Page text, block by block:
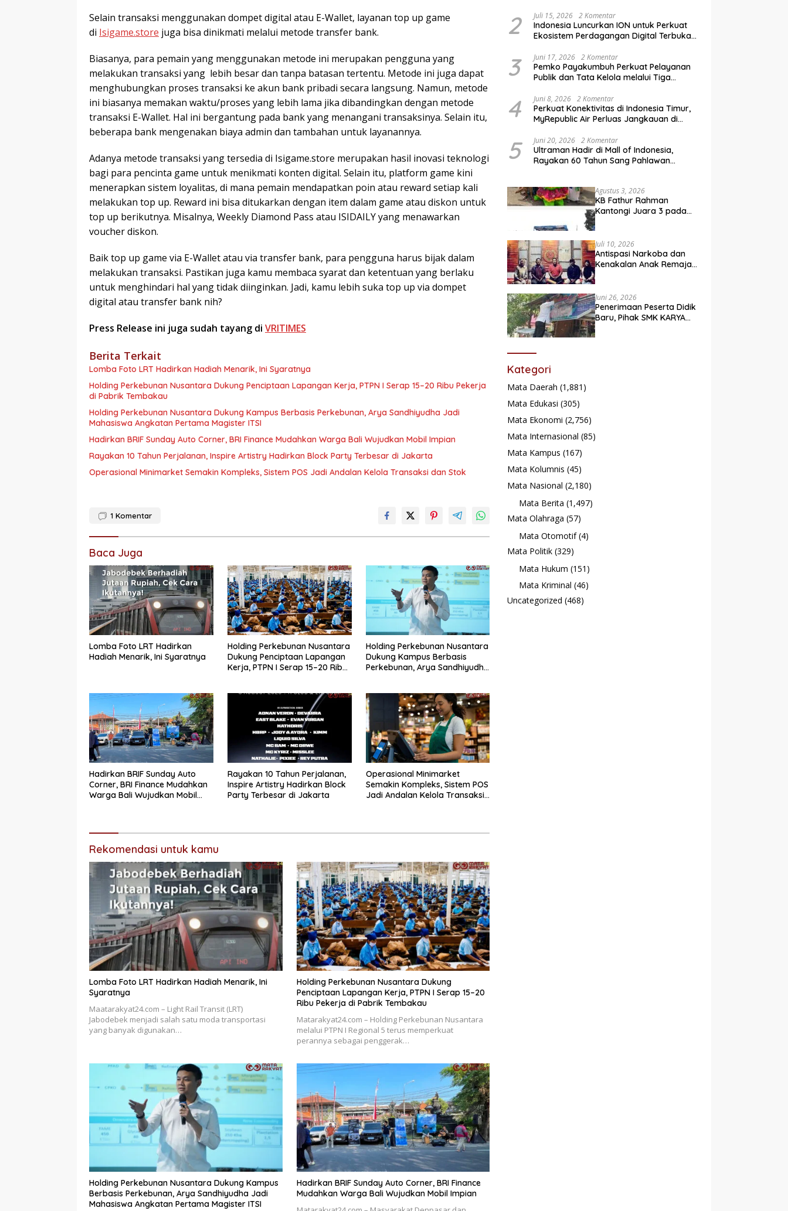
Selain transaksi menggunakan dompet digital atau E-Wallet, layanan top up game
di Isigame.store juga bisa dinikmati melalui metode transfer bank.
Biasanya, para pemain yang menggunakan metode ini merupakan pengguna yang
melakukan transaksi yang lebih besar dan tanpa batasan tertentu. Metode ini juga dapat
menghubungkan proses transaksi ke akun bank pribadi secara langsung. Namun, metode
ini biasanya memakan waktu/proses yang lebih lama jika dibandingkan dengan metode
transaksi E-Wallet. Hal ini bergantung pada bank yang menangani transaksinya. Selain itu,
beberapa bank mengenakan biaya admin dan tambahan untuk layanannya.
Adanya metode transaksi yang tersedia di Isigame.store merupakan hasil inovasi teknologi
bagi para pencinta game untuk menikmati konten digital. Selain itu, platform game kini
menerapkan sistem loyalitas, di mana pemain mendapatkan poin atau reward setiap kali
melakukan top up. Reward ini bisa ditukarkan dengan item dalam game atau diskon untuk
top up berikutnya. Misalnya, Weekly Diamond Pass atau ISIDAILY yang menawarkan
voucher diskon.
Baik top up game via E-Wallet atau via transfer bank, para pengguna harus bijak dalam
melakukan transaksi. Pastikan juga kamu membaca syarat dan ketentuan yang berlaku
untuk menghindari hal yang tidak diinginkan. Jadi, kamu lebih suka top up via dompet
digital atau transfer bank nih?
Press Release ini juga sudah tayang di VRITIMES
Berita Terkait
Lomba Foto LRT Hadirkan Hadiah Menarik, Ini Syaratnya
Holding Perkebunan Nusantara Dukung Penciptaan Lapangan Kerja, PTPN I Serap 15–20 Ribu Pekerja
di Pabrik Tembakau
Holding Perkebunan Nusantara Dukung Kampus Berbasis Perkebunan, Arya Sandhiyudha Jadi
Mahasiswa Angkatan Pertama Magister ITSI
Hadirkan BRIF Sunday Auto Corner, BRI Finance Mudahkan Warga Bali Wujudkan Mobil Impian
Rayakan 10 Tahun Perjalanan, Inspire Artistry Hadirkan Block Party Terbesar di Jakarta
Operasional Minimarket Semakin Kompleks, Sistem POS Jadi Andalan Kelola Transaksi dan Stok
1 Komentar
Baca Juga
Lomba Foto LRT Hadirkan
Hadiah Menarik, Ini Syaratnya
Holding Perkebunan Nusantara
Dukung Penciptaan Lapangan
Kerja, PTPN I Serap 15–20 Ribu
Holding Perkebunan Nusantara
Dukung Kampus Berbasis
Perkebunan, Arya Sandhiyudha
Hadirkan BRIF Sunday Auto
Corner, BRI Finance Mudahkan
Warga Bali Wujudkan Mobil
Rayakan 10 Tahun Perjalanan,
Inspire Artistry Hadirkan Block
Party Terbesar di Jakarta
Operasional Minimarket
Semakin Kompleks, Sistem POS
Jadi Andalan Kelola Transaksi
Rekomendasi untuk kamu
Lomba Foto LRT Hadirkan Hadiah Menarik, Ini
Syaratnya
Maatarakyat24.com – Light Rail Transit (LRT)
Jabodebek menjadi salah satu moda transportasi
yang banyak digunakan…
Holding Perkebunan Nusantara Dukung
Penciptaan Lapangan Kerja, PTPN I Serap 15–20
Ribu Pekerja di Pabrik Tembakau
Matarakyat24.com – Holding Perkebunan Nusantara
melalui PTPN I Regional 5 terus memperkuat
perannya sebagai penggerak…
Holding Perkebunan Nusantara Dukung Kampus
Berbasis Perkebunan, Arya Sandhiyudha Jadi
Mahasiswa Angkatan Pertama Magister ITSI
Hadirkan BRIF Sunday Auto Corner, BRI Finance
Mudahkan Warga Bali Wujudkan Mobil Impian
2 Juli 15, 2026 2 Komentar
Indonesia Luncurkan ION untuk Perkuat
Ekosistem Perdagangan Digital Terbuka
3 Juni 17, 2026 2 Komentar
Pemko Payakumbuh Perkuat Pelayanan
Publik dan Tata Kelola melalui Tiga
4 Juni 8, 2026 2 Komentar
Perkuat Konektivitas di Indonesia Timur,
MyRepublic Air Perluas Jangkauan di
5 Juni 20, 2026 2 Komentar
Ultraman Hadir di Mall of Indonesia,
Rayakan 60 Tahun Sang Pahlawan
Agustus 3, 2026
KB Fathur Rahman
Kantongi Juara 3 pada
Juli 10, 2026
Antispasi Narkoba dan
Kenakalan Anak Remaja,
Surau
Juni 26, 2026
Penerimaan Peserta Didik
Baru, Pihak SMK KARYA
Kategori
Mata Daerah (1,881)
Mata Edukasi (305)
Mata Ekonomi (2,756)
Mata Internasional (85)
Mata Kampus (167)
Mata Kolumnis (45)
Mata Nasional (2,180)
Mata Berita (1,497)
Mata Olahraga (57)
Mata Otomotif(4)
Mata Politik (329)
Mata Hukum (151)
Mata Kriminal (46)
Uncategorized (468)